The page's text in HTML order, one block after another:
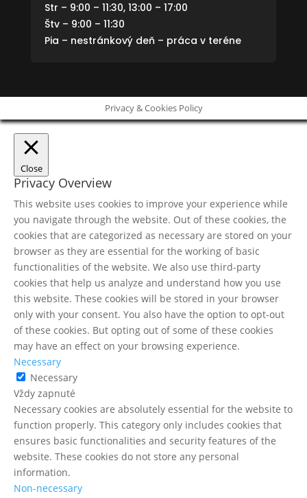
Str – 9:00 – 11:30, 13:00 – 17:00
Štv – 9:00 – 11:30
Pia – nestránkový deň – práca v teréne
Privacy & Cookies Policy
Close
Privacy Overview
This website uses cookies to improve your experience while
you navigate through the website. Out of these cookies, the
cookies that are categorized as necessary are stored on your
browser as they are essential for the working of basic
functionalities of the website. We also use third-party
cookies that help us analyze and understand how you use
this website. These cookies will be stored in your browser
only with your consent. You also have the option to opt-out
of these cookies. But opting out of some of these cookies
may have an effect on your browsing experience.
Necessary
Necessary
Vždy zapnuté
Necessary cookies are absolutely essential for the website to
function properly. This category only includes cookies that
ensures basic functionalities and security features of the
website. These cookies do not store any personal
information.
Non-necessary